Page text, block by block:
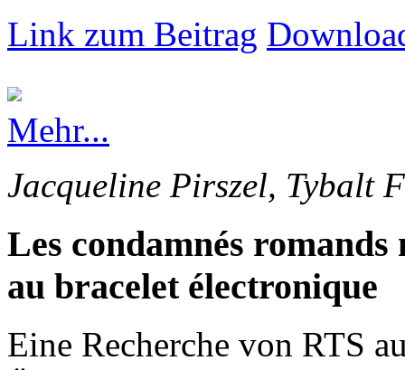
Link zum Beitrag
Mehr...
Jacqueline Pirszel, Tybalt
Les condamnés romands
au bracelet électronique
Eine Recherche von RTS